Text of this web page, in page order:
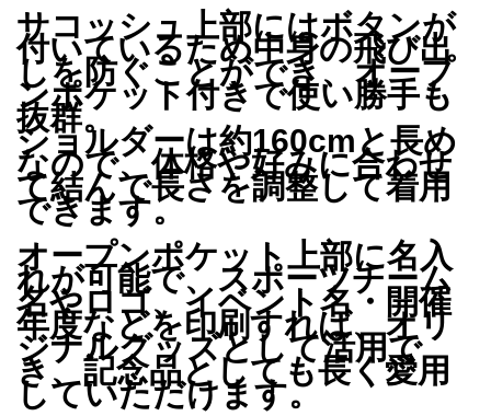
サコッシュ上部にはボタンが
付いているため中身の飛び出
しを防ぐことができ、オープ
ンポケット付きで使い勝手も
抜群。
ショルダーは約160cmと長め
なので、体格や好みに合わせ
て結んで長さを調整して着用
できます。
オープンポケット上部に名入
れが可能で、スポーツチーム
名やロゴ、イベント名・開催
年度などを印刷すれば、オリ
ジナルグッズとして活用で
き、記念品としても長く愛用
していただけます。